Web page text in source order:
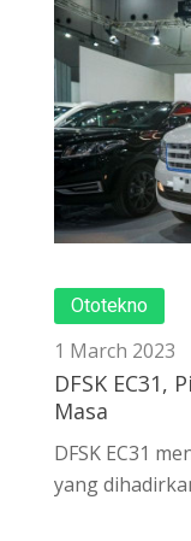
Ototekno
1 March 2023
DFSK
Masa
DFSK EC31
yang